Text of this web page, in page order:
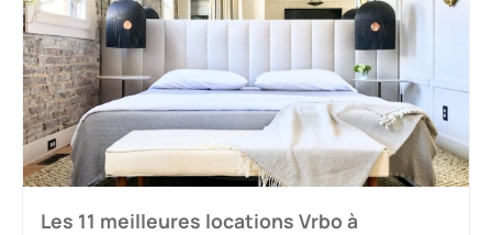
Les 11 meilleures locations Vrbo à